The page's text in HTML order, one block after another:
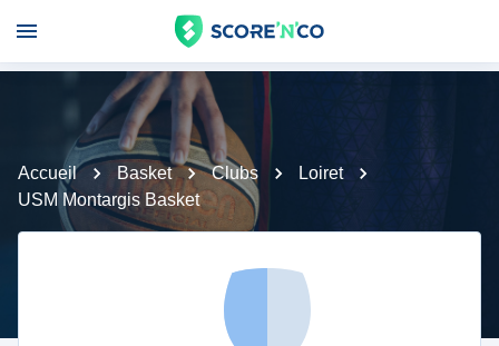
Accueil Basket Clubs
Loiret
USM Montargis Basket